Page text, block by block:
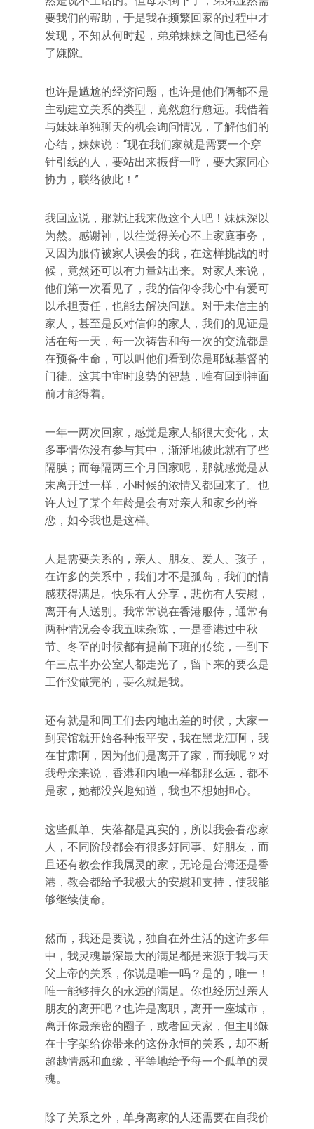
要我们的帮助，于是我在频繁回家的过程中才
发现，不知从何时起，弟弟妹妹之间也已经有
了嫌隙。
也许是尴尬的经济问题，也许是他们俩都不是
主动建立关系的类型，竟然愈行愈远。我借着
与妹妹单独聊天的机会询问情况，了解他们的
心结，妹妹说：“现在我们家就是需要一个穿
针引线的人，要站出来振臂一呼，要大家同心
协力，联络彼此！”
我回应说，那就让我来做这个人吧！妹妹深以
为然。感谢神，以往觉得关心不上家庭事务，
又因为服侍被家人误会的我，在这样挑战的时
候，竟然还可以有力量站出来。对家人来说，
他们第一次看见了，我的信仰令我心中有爱可
以承担责任，也能去解决问题。对于未信主的
家人，甚至是反对信仰的家人，我们的见证是
活在每一天，每一次祷告和每一次的交流都是
在预备生命，可以叫他们看到你是耶稣基督的
门徒。这其中审时度势的智慧，唯有回到神面
前才能得着。
一年一两次回家，感觉是家人都很大变化，太
多事情你没有参与其中，渐渐地彼此就有了些
隔膜；而每隔两三个月回家呢，那就感觉是从
未离开过一样，小时候的浓情又都回来了。也
许人过了某个年龄是会有对亲人和家乡的眷
恋，如今我也是这样。
人是需要关系的，亲人、朋友、爱人、孩子，
在许多的关系中，我们才不是孤岛，我们的情
感获得满足。快乐有人分享，悲伤有人安慰，
离开有人送别。我常常说在香港服侍，通常有
两种情况会令我五味杂陈，一是香港过中秋
节、冬至的时候都有提前下班的传统，一到下
午三点半办公室人都走光了，留下来的要么是
工作没做完的，要么就是我。
还有就是和同工们去内地出差的时候，大家一
到宾馆就开始各种报平安，我在黑龙江啊，我
在甘肃啊，因为他们是离开了家，而我呢？对
我母亲来说，香港和内地一样都那么远，都不
是家，她都没兴趣知道，我也不想她担心。
这些孤单、失落都是真实的，所以我会眷恋家
人，不同阶段都会有很多好同事、好朋友，而
且还有教会作我属灵的家，无论是台湾还是香
港，教会都给予我极大的安慰和支持，使我能
够继续使命。
然而，我还是要说，独自在外生活的这许多年
中，我灵魂最深最大的满足都是来源于我与天
父上帝的关系，你说是唯一吗？是的，唯一！
唯一能够持久的永远的满足。你也经历过亲人
朋友的离开吧？也许是离职，离开一座城市，
离开你最亲密的圈子，或者回天家，但主耶稣
在十字架给你带来的这份永恒的关系，却不断
超越情感和血缘，平等地给予每一个孤单的灵
魂。
除了关系之外，单身离家的人还需要在自我价